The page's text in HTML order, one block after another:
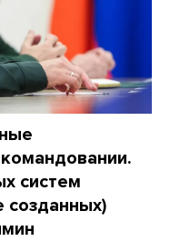
систем
созданных)